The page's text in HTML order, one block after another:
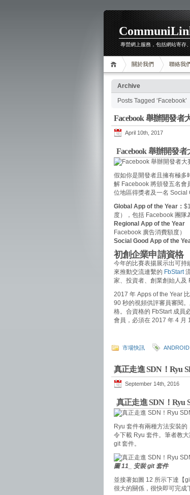
專營網上服務，包括網站寄存
關於我們 聯絡我
Archive
Posts Tagged ‘Facebook’
Facebook 舉辦開發者
April 10th, 2017
Facebook 舉辦開發
假如你是開發者且擁有極多
解 Facebook 將頒發五名會
位地區得獎者及一名 Social
Global App of the Year：
度），包括 Facebook 團隊
Regional App of the Year
Facebook 廣告消費額度）
Social Good App of the
初創企業申請資格
今年的比賽表揚展示出可持
來推動交流連繫的 FbStart
家、投資者、創業創始人及
2017 年 Apps of the Year
90 秒的視頻供評審員審閱
格。合資格的 FbStart 成員
會員，必須在 2017 年 4 月
市場快訊 ANDROID
真正走進 SDN！Ryu
September 14th, 2016
真正走進 SDN！Ryu
Ryu 套件有兩種方法安裝
令下載 Ryu 套件。筆者教大
git 套件。
圖 11_ 安裝 git 套件
並接著如圖 12 所示下達【
很大的關係，很快即可完成